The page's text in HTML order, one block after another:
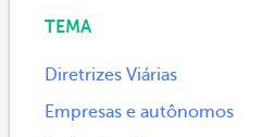
TEMA
Diretrizes Viárias
Empresas e autônomos